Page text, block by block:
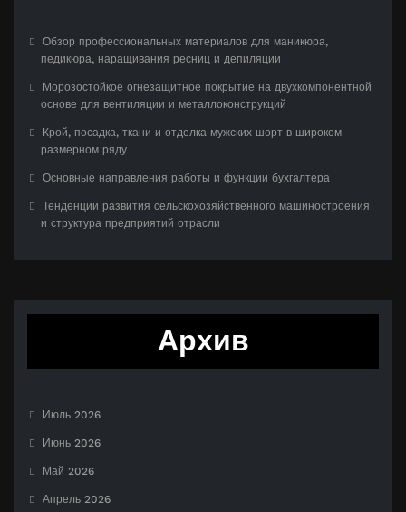
Обзор профессиональных материалов для маникюра,
педикюра, наращивания ресниц и депиляции
Морозостойкое огнезащитное покрытие на двухкомпонентной
основе для вентиляции и металлоконструкций
Крой, посадка, ткани и отделка мужских шорт в широком
размерном ряду
Основные направления работы и функции бухгалтера
Тенденции развития сельскохозяйственного машиностроения
и структура предприятий отрасли
Архив
Июль 2026
Июнь 2026
Май 2026
Апрель 2026